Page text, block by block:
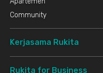
Community
Kerjasama Rukita
Rukita for Business